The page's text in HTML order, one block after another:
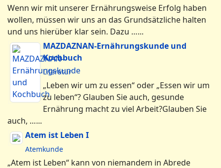
Wenn wir mit unserer Ernährungsweise
Erfolg haben wollen, müssen wir uns an das
Grundsätzliche halten und uns hierüber klar
sein. Dazu …...
MAZDAZNAN-Ernährungskunde und
Kochbuch
Literatur
„Leben wir um zu essen“ oder „Essen wir um
zu leben“? Glauben Sie auch, gesunde
auch, …...
Atem ist Leben I
Atemkunde